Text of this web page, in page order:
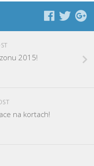
2015!
na kortach!